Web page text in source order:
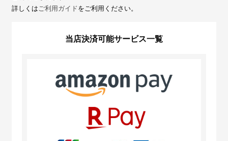
詳しくは ご利用ガイドをご利用ください。
当店決済可能サービス一覧